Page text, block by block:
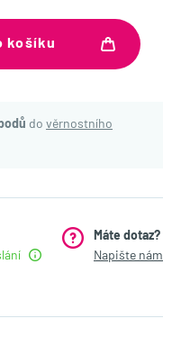
košíku
bodů do věrnostního
Máte dotaz?
Napište nám